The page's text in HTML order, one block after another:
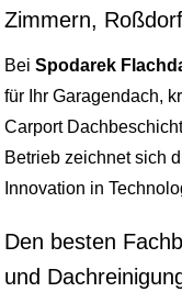
Zimmern,
Bei Spodarek
für Ihr Garagendach,
Carport
Betrieb zeichnet sich
Innovation in
Den besten
und